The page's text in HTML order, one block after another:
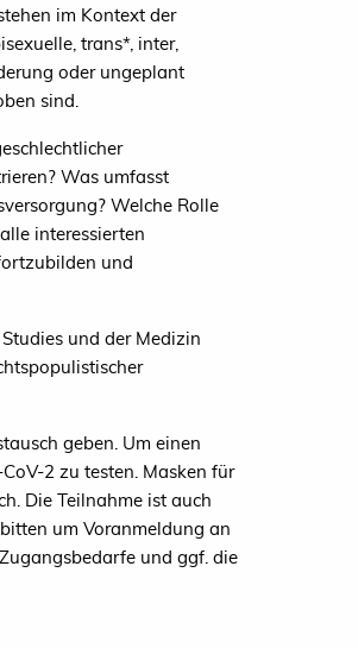
im Kontext der
trans*, inter,
oder ungeplant
sind.
Was umfasst
Welche Rolle
interessierten
und
und der Medizin
geben. Um einen
2 zu testen. Masken für
Die Teilnahme ist auch
um Voranmeldung an
und ggf. die